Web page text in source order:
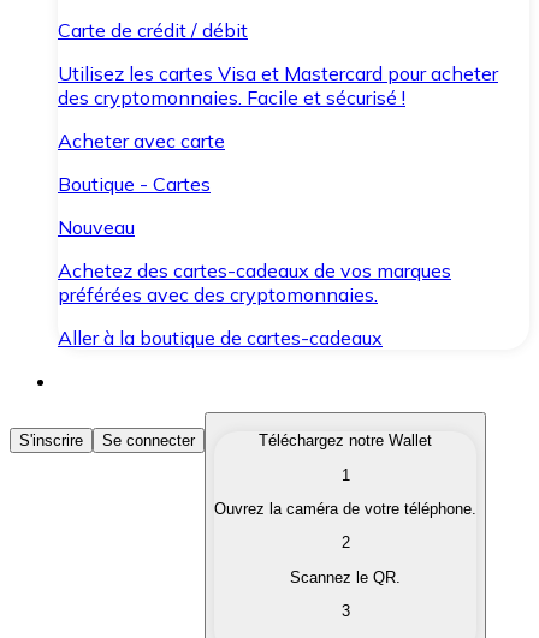
Carte de crédit / débit
Utilisez les cartes Visa et Mastercard pour acheter
des cryptomonnaies. Facile et sécurisé !
Acheter avec carte
Boutique - Cartes
Nouveau
Achetez des cartes-cadeaux de vos marques
préférées avec des cryptomonnaies.
Aller à la boutique de cartes-cadeaux
Acheter des Cryptomonnaies
Achetez les cryptomonnaies qui vous intéressent
Convertissez vos cryptomonnaies en monnaie
S'inscrire Se connecter
Téléchargez notre Wallet
1
Ouvrez la caméra de votre téléphone.
2
Scannez le QR.
3